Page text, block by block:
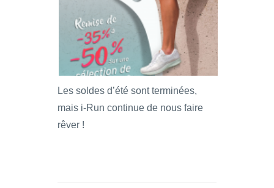
Les soldes d’été sont terminées,
mais i-Run continue de nous faire
rêver !